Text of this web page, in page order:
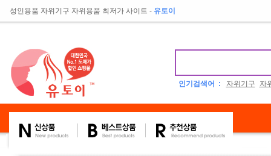
성인용품 자위기구 자위용품 최저가 사이트 - 유토이
인기검색어 : 자위기구 자